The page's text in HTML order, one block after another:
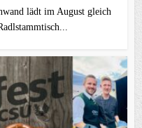
lädt im August gleich